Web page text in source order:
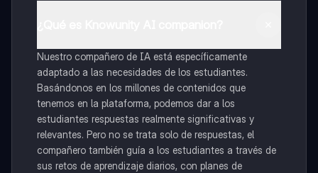
Nuestro compañero de IA está específicamente
adaptado a las necesidades de los estudiantes.
Basándonos en los millones de contenidos que
tenemos en la plataforma, podemos dar a los
estudiantes respuestas realmente significativas y
relevantes. Pero no se trata solo de respuestas, el
compañero también guía a los estudiantes a través de
sus retos de aprendizaje diarios, con planes de